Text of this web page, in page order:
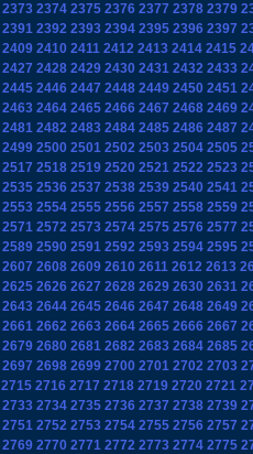
2373 2374 2375 2376 2377 2378 2379
2391 2392 2393 2394 2395 2396 2397
2409 2410 2411 2412 2413 2414 2415
2427 2428 2429 2430 2431 2432 2433
2445 2446 2447 2448 2449 2450 2451
2463 2464 2465 2466 2467 2468 2469
2481 2482 2483 2484 2485 2486 2487
2499 2500 2501 2502 2503 2504 2505
2517 2518 2519 2520 2521 2522 2523
2535 2536 2537 2538 2539 2540 2541
2553 2554 2555 2556 2557 2558 2559
2571 2572 2573 2574 2575 2576 2577
2589 2590 2591 2592 2593 2594 2595
2607 2608 2609 2610 2611 2612 2613
2625 2626 2627 2628 2629 2630 2631
2643 2644 2645 2646 2647 2648 2649
2661 2662 2663 2664 2665 2666 2667
2679 2680 2681 2682 2683 2684 2685
2697 2698 2699 2700 2701 2702 2703
2715 2716 2717 2718 2719 2720 2721
2733 2734 2735 2736 2737 2738 2739
2751 2752 2753 2754 2755 2756 2757
2769 2770 2771 2772 2773 2774 2775